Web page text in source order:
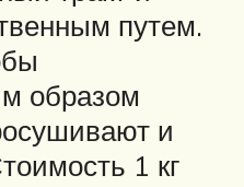
путем.
образом
и
1 кг